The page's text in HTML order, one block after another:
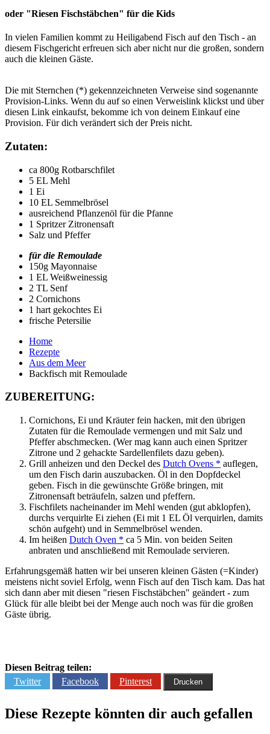
oder "Riesen Fischstäbchen" für die Kids
In vielen Familien kommt zu Heiligabend Fisch auf den Tisch - an
diesem Fischgericht erfreuen sich aber nicht nur die großen, sondern
auch die kleinen Gäste.
Die mit Sternchen (*) gekennzeichneten Verweise sind sogenannte
Provision-Links. Wenn du auf so einen Verweislink klickst und über
diesen Link einkaufst, bekomme ich von deinem Einkauf eine
Provision. Für dich verändert sich der Preis nicht.
Zutaten:
ca 800g Rotbarschfilet
5 EL Mehl
1 Ei
10 EL Semmelbrösel
ausreichend Pflanzenöl für die Pfanne
1 Spritzer Zitronensaft
Salz und Pfeffer
für die Remoulade
150g Mayonnaise
1 EL Weißweinessig
2 TL Senf
2 Cornichons
1 hart gekochtes Ei
frische Petersilie
Home
Rezepte
Aus dem Meer
Backfisch mit Remoulade
ZUBEREITUNG:
Cornichons, Ei und Kräuter fein hacken, mit den übrigen
Zutaten für die Remoulade vermengen und mit Salz und
Pfeffer abschmecken. (Wer mag kann auch einen Spritzer
Zitrone und 2 gehackte Sardellenfilets dazu geben).
Grill anheizen und den Deckel des Dutch Ovens * auflegen,
um den Fisch darin auszubacken. Öl in den Dopfdeckel
geben. Fisch in die gewünschte Größe bringen, mit
Zitronensaft beträufeln, salzen und pfeffern.
Fischfilets nacheinander im Mehl wenden (gut abklopfen),
durchs verquirlte Ei ziehen (Ei mit 1 EL Öl verquirlen, damits
schön aufgeht) und in Semmelbrösel wenden.
Im heißen Dutch Oven * ca 5 Min. von beiden Seiten
anbraten und anschließend mit Remoulade servieren.
Erfahrungsgemäß hatten wir bei unseren kleinen Gästen (=Kinder)
meistens nicht soviel Erfolg, wenn Fisch auf den Tisch kam. Das hat
sich dann aber mit diesen "riesen Fischstäbchen" geändert - zum
Glück für alle bleibt bei der Menge auch noch was für die großen
Gäste übrig.
Diesen Beitrag teilen:
Twitter
Facebook Pinterest Drucken
Diese Rezepte könnten dir auch gefallen